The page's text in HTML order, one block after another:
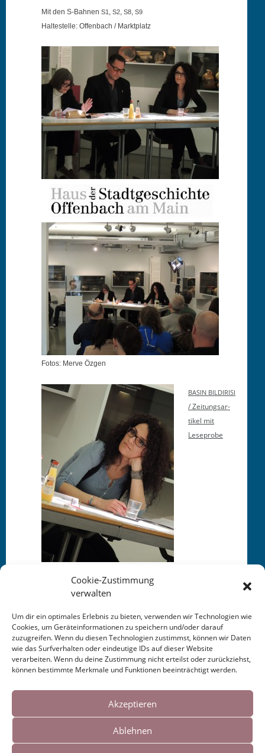
Cookies helfen uns bei der Bereitstellung
unserer Inhalte und Dienste. Durch die
weitere Nutzung der Webseite stimmen Sie
der Verwendung von Cookies zu.
Cookie-Zustimmung
verwalten
Um dir ein optimales Erlebnis zu bieten, verwenden wir Technologien wie
Cookies, um Geräteinformationen zu speichern und/oder darauf
zuzugreifen. Wenn du diesen Technologien zustimmst, können wir Daten
wie das Surfverhalten oder eindeutige IDs auf dieser Website
verarbeiten. Wenn du deine Zustimmung nicht erteilst oder zurückziehst,
können bestimmte Merkmale und Funktionen beeinträchtigt werden.
Akzeptieren
Ablehnen
Mit den S‑Bahnen S1 , S2, S8, S9
Haltestelle: Offen­bach / Marktplatz
Fotos: Merve Özgen
BASIN BILDIRISI
/ Zeitungsar­
tikel mit
Leseprobe
This entry was posted inKALENDER . Bookmark the
permalink.
Post
navigation
Dikmen→